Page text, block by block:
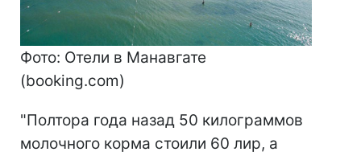
Фото: Отели в Манавгате
(booking.com)
"Полтора года назад 50 килограммов
молочного корма стоили 60 лир, а